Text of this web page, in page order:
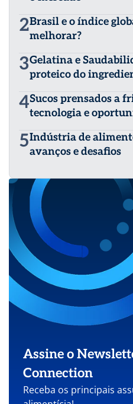
2Brasil e o índice
melhorar?
3Gelatina e
proteico do
4Sucos prensados a
tecnologia e
5Indústria de
avanços e desafios
Assine o
Connection
Receba os principais